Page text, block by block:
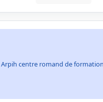
Arpih centre romand de